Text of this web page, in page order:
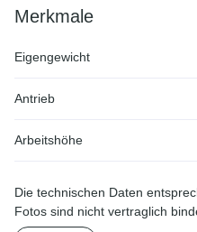
Merkmale
Eigengewicht
Antrieb
Arbeitshöhe
Die technischen Daten
Fotos sind nicht vertraglich